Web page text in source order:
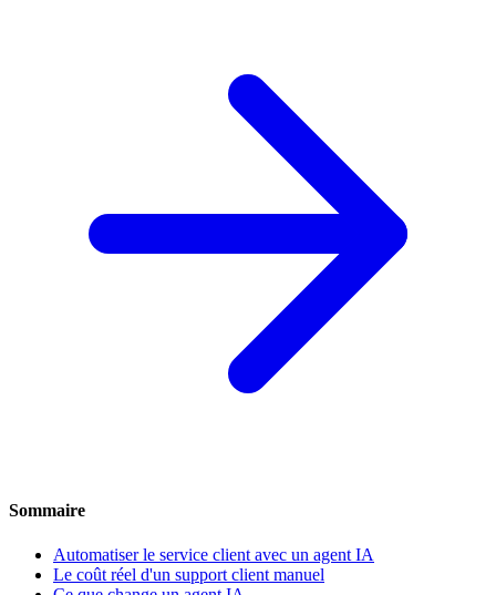
Sommaire
Automatiser le service client avec un agent IA
Le coût réel d'un support client manuel